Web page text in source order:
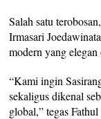
Salah satu
Irmasari
modern yang
“Kami ingin
sekaligus dikenal
global,” tegas Fathul